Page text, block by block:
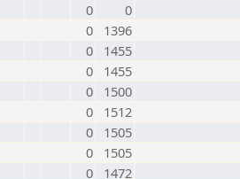
0
0
0
1396
0
1455
0
1455
0
1500
0
1512
0
1505
0
1505
0
1472